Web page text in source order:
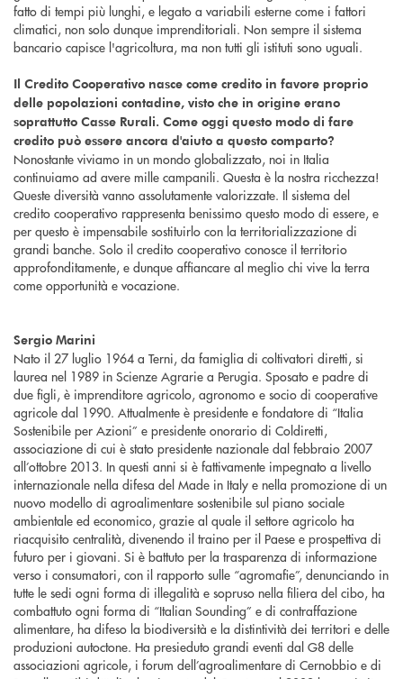
fatto di tempi più lunghi, e legato a variabili esterne come i fattori
climatici, non solo dunque imprenditoriali. Non sempre il sistema
bancario capisce l'agricoltura, ma non tutti gli istituti sono uguali.
Il Credito Cooperativo nasce come credito in favore proprio
delle popolazioni contadine, visto che in origine erano
soprattutto Casse Rurali. Come oggi questo modo di fare
credito può essere ancora d'aiuto a questo comparto?
Nonostante viviamo in un mondo globalizzato, noi in Italia
continuiamo ad avere mille campanili. Questa è la nostra ricchezza!
Queste diversità vanno assolutamente valorizzate. Il sistema del
credito cooperativo rappresenta benissimo questo modo di essere, e
per questo è impensabile sostituirlo con la territorializzazione di
grandi banche. Solo il credito cooperativo conosce il territorio
approfonditamente, e dunque affiancare al meglio chi vive la terra
come opportunità e vocazione.
Sergio Marini
Nato il 27 luglio 1964 a Terni, da famiglia di coltivatori diretti, si
laurea nel 1989 in Scienze Agrarie a Perugia. Sposato e padre di
due figli, è imprenditore agricolo, agronomo e socio di cooperative
agricole dal 1990. Attualmente è presidente e fondatore di “Italia
Sostenibile per Azioni” e presidente onorario di Coldiretti,
associazione di cui è stato presidente nazionale dal febbraio 2007
all’ottobre 2013. In questi anni si è fattivamente impegnato a livello
internazionale nella difesa del Made in Italy e nella promozione di un
nuovo modello di agroalimentare sostenibile sul piano sociale
ambientale ed economico, grazie al quale il settore agricolo ha
riacquisito centralità, divenendo il traino per il Paese e prospettiva di
futuro per i giovani. Si è battuto per la trasparenza di informazione
verso i consumatori, con il rapporto sulle “agromafie”, denunciando in
tutte le sedi ogni forma di illegalità e sopruso nella filiera del cibo, ha
combattuto ogni forma di “Italian Sounding” e di contraffazione
alimentare, ha difeso la biodiversità e la distintività dei territori e delle
produzioni autoctone. Ha presieduto grandi eventi dal G8 delle
associazioni agricole, i forum dell’agroalimentare di Cernobbio e di